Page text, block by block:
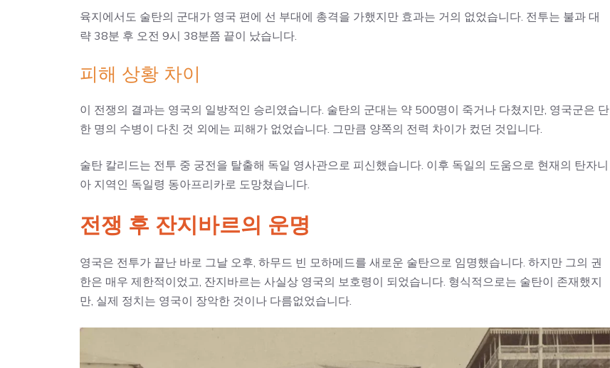
육지에서도 술탄의 군대가 영국 편에 선 부대에 총격을 가했지만 효과는 거의 없었습니다. 전투는 불과 대
략 38분 후 오전 9시 38분쯤 끝이 났습니다.
피해 상황 차이
이 전쟁의 결과는 영국의 일방적인 승리였습니다. 술탄의 군대는 약 500명이 죽거나 다쳤지만, 영국군은 단
한 명의 수병이 다친 것 외에는 피해가 없었습니다. 그만큼 양쪽의 전력 차이가 컸던 것입니다.
술탄 칼리드는 전투 중 궁전을 탈출해 독일 영사관으로 피신했습니다. 이후 독일의 도움으로 현재의 탄자니
아 지역인 독일령 동아프리카로 도망쳤습니다.
전쟁 후 잔지바르의 운명
영국은 전투가 끝난 바로 그날 오후, 하무드 빈 모하메드를 새로운 술탄으로 임명했습니다. 하지만 그의 권
한은 매우 제한적이었고, 잔지바르는 사실상 영국의 보호령이 되었습니다. 형식적으로는 술탄이 존재했지
만, 실제 정치는 영국이 장악한 것이나 다름없었습니다.